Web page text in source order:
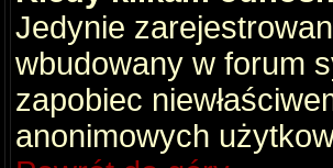
Jedynie
wbudowany w forum
zapobiec
anonimowych